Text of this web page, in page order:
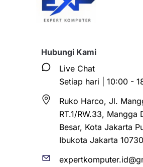
Hubungi Kami
Live Chat
Setiap hari | 10:00 -
Ruko Harco, Jl.
RT.1/RW.33, Mangga
Besar, Kota Jakarta
Ibukota Jakarta 10730